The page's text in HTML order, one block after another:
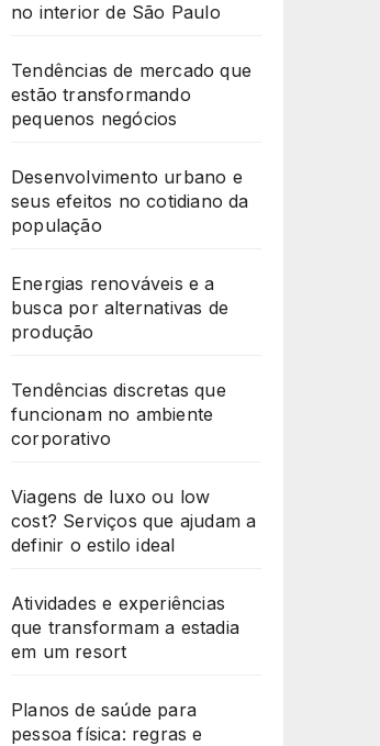
no interior de São Paulo
Tendências de mercado que
estão transformando
pequenos negócios
Desenvolvimento urbano e
seus efeitos no cotidiano da
população
Energias renováveis e a
busca por alternativas de
produção
Tendências discretas que
funcionam no ambiente
corporativo
Viagens de luxo ou low
cost? Serviços que ajudam a
definir o estilo ideal
Atividades e experiências
que transformam a estadia
em um resort
Planos de saúde para
pessoa física: regras e